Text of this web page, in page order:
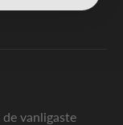
vanligaste